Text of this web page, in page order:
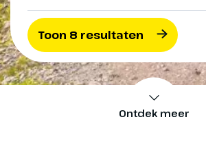
Ontdek meer
Toon 8 resultaten